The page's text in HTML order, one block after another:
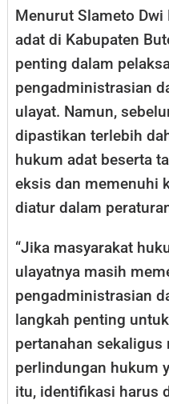
Menurut Slameto
adat di Kabupaten
penting dalam
pengadministrasian
ulayat. Namun,
dipastikan terlebih
hukum adat beserta
eksis dan memenuhi
diatur dalam
“Jika masyarakat
ulayatnya masih
pengadministrasian
langkah penting
pertanahan sekaligus
perlindungan hukum
itu, identifikasi harus